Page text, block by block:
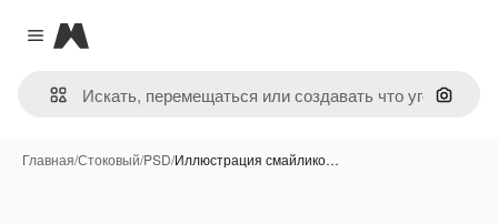
Close menu
Magnific
Поиск
Главная/Стоковый/PSD/Иллюстрация смайлико…